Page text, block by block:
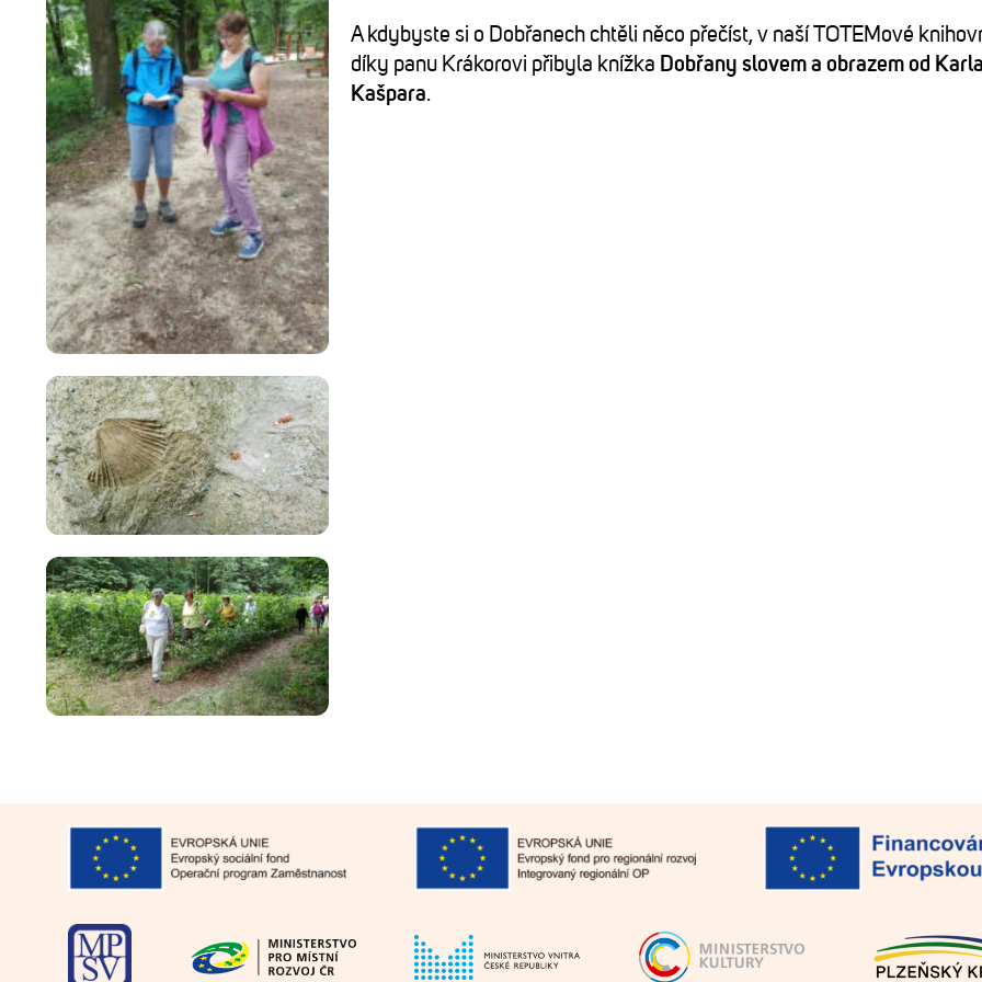
A kdybyste si o Dobřanech chtěli něco přečíst, v naší TOTEMové
díky panu Krákorovi přibyla knížka Dobřany slovem a obrazem od Karla
Kašpara.